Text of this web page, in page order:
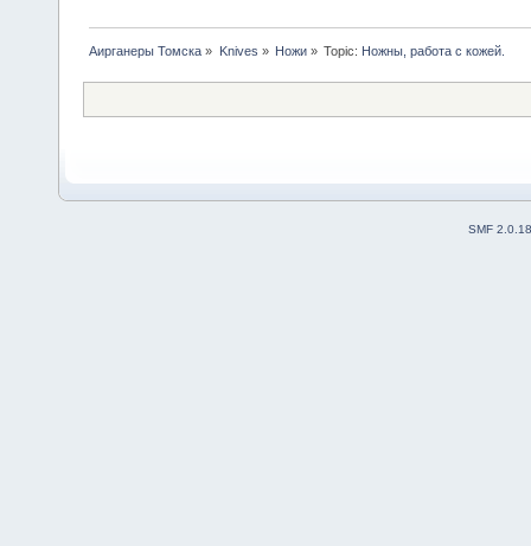
Аирганеры Томска » Knives » Ножи» Topic: Ножны, работа с кожей.
SMF 2.0.18